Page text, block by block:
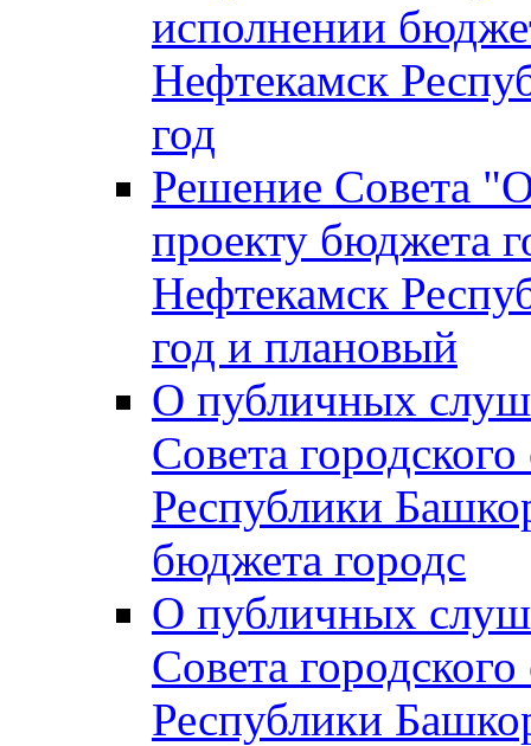
исполнении
Нефтекамск
год
Решение Совета
проекту бюджета
Нефтекамск
год и плановый
О публичных
Совета
Республики
бюджета городс
О публичных
Совета
Республики